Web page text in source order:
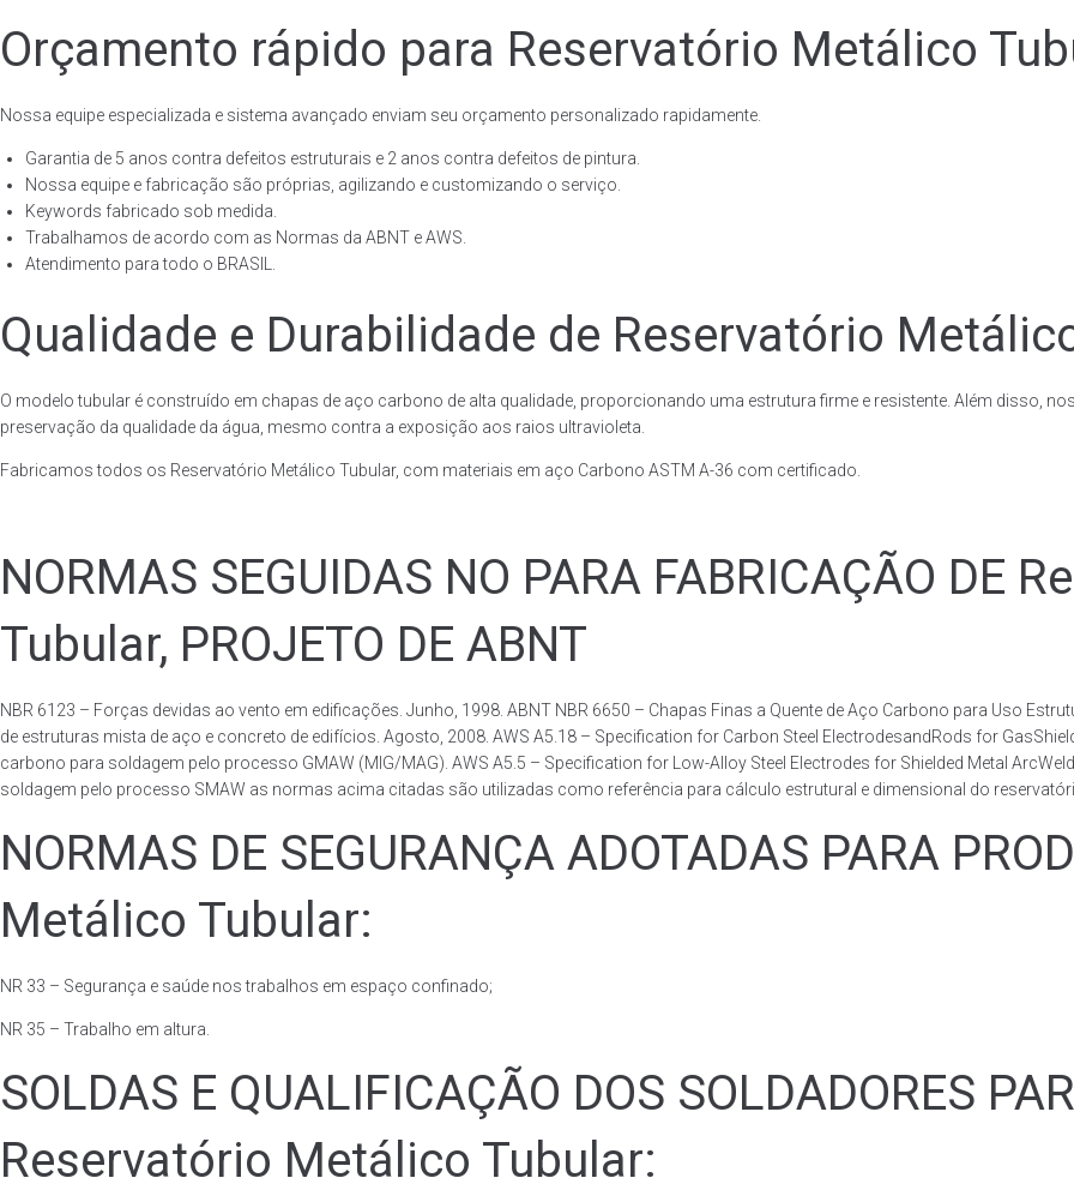
Orçamento rápido para Reservatório Metálico
Nossa equipe especializada e sistema avançado enviam seu orçamento personalizado rapidamente.
Garantia de 5 anos contra defeitos estruturais e 2 anos contra defeitos de pintura.
Nossa equipe e fabricação são próprias, agilizando e customizando o serviço.
Keywords fabricado sob medida.
Trabalhamos de acordo com as Normas da ABNT e AWS.
Atendimento para todo o BRASIL.
Qualidade e Durabilidade de Reservatório
O modelo tubular é construído em chapas de aço carbono de alta qualidade, proporcionando uma estrutura firme e resistente. Além disso,
preservação da qualidade da água, mesmo contra a exposição aos raios ultravioleta.
Fabricamos todos os Reservatório Metálico Tubular, com materiais em aço Carbono ASTM A-36 com certificado.
NORMAS SEGUIDAS NO PARA FABRICAÇÃO DE
Tubular, PROJETO DE ABNT
NBR 6123 – Forças devidas ao vento em edificações. Junho, 1998. ABNT NBR 6650 – Chapas Finas a Quente de Aço Carbono para Uso
de estruturas mista de aço e concreto de edifícios. Agosto, 2008. AWS A5.18 – Specification for Carbon Steel ElectrodesandRods for
carbono para soldagem pelo processo GMAW (MIG/MAG). AWS A5.5 – Specification for Low-Alloy Steel Electrodes for Shielded Metal
soldagem pelo processo SMAW as normas acima citadas são utilizadas como referência para cálculo estrutural e dimensional do
NORMAS DE SEGURANÇA ADOTADAS PARA
Metálico Tubular:
NR 33 – Segurança e saúde nos trabalhos em espaço confinado;
NR 35 – Trabalho em altura.
SOLDAS E QUALIFICAÇÃO DOS SOLDADORES
Reservatório Metálico Tubular: